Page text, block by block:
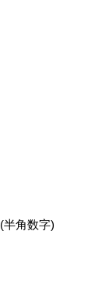
(半角数字)